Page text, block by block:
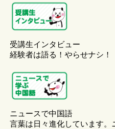
受講生インタビュー
経験者は語る！やらせナシ！
ニュースで中国語
言葉は日々進化しています